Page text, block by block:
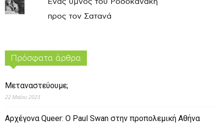
προς τον Σατανά
Πρόσφατα άρθρα
Μεταναστεύουμε;
22 Μαΐου 2023
Αρχέγονα Queer: O Paul Swan στην προπολεμική Αθήνα